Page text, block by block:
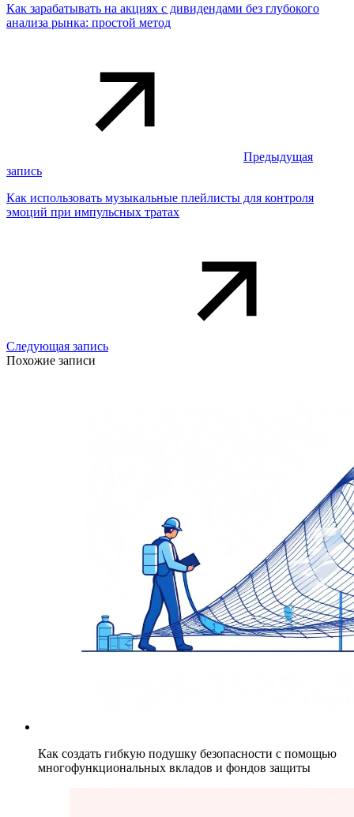
Как зарабатывать на акциях с дивидендами без глубокого
анализа рынка: простой метод
Предыдущая
запись
Как использовать музыкальные плейлисты для контроля
эмоций при импульсных тратах
Следующая запись
Похожие записи
Как создать гибкую подушку безопасности с помощью
многофункциональных вкладов и фондов защиты